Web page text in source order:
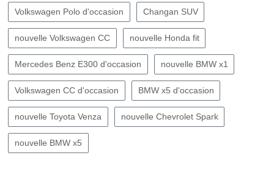
Volkswagen Polo d'occasion Changan SUV
nouvelle Volkswagen CC nouvelle Honda fit
Mercedes Benz E300 d'occasion nouvelle BMW x1
Volkswagen CC d'occasion BMW x5 d'occasion
nouvelle Toyota Venza nouvelle Chevrolet Spark
nouvelle BMW x5